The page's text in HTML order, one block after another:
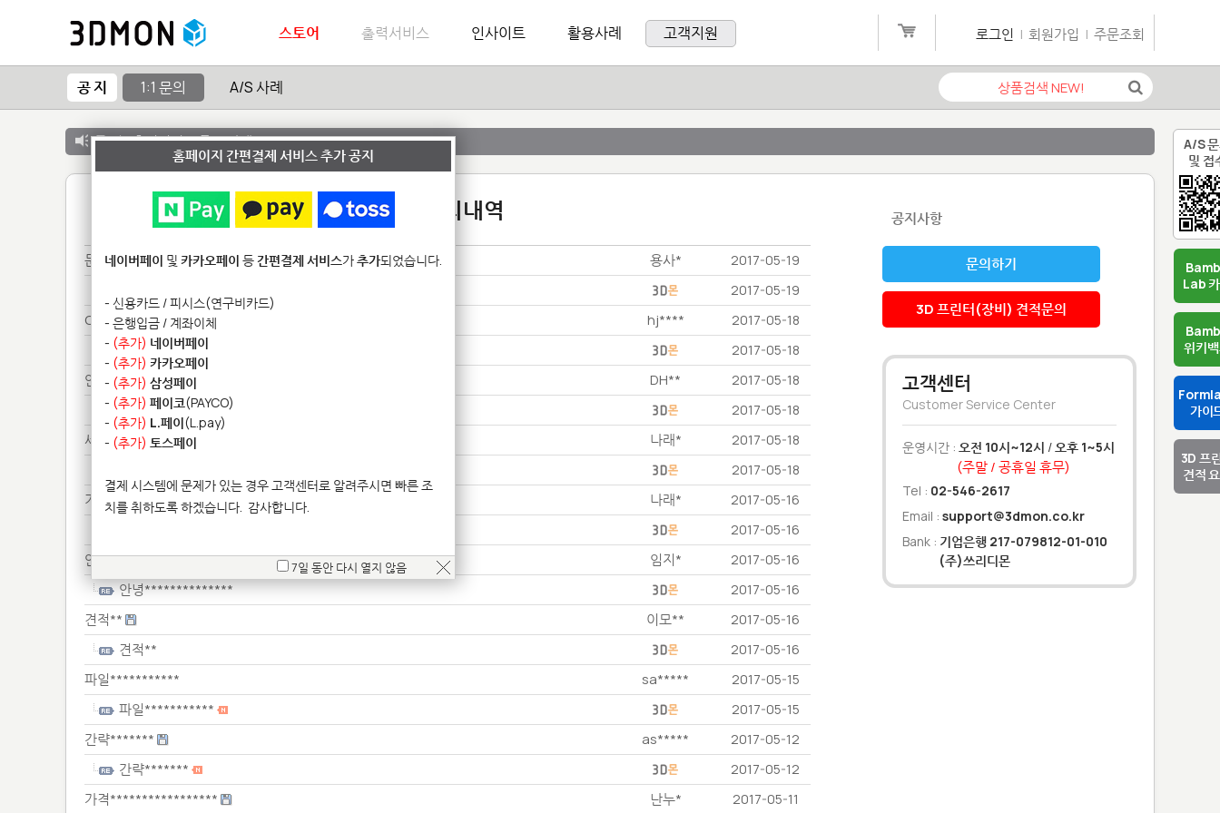
A/S
및 접
Lab
위키
가이
3D 프
견적
스토어 출력서비스 인사이트 활용사례 고객지원 로그인 | 회원가입 | 주문조회
공 지 1:1 문의 A/S 사례
공 지 :출력서비스 종료 안내
1:1 문의내역
문의 용사* 2017-05-19
2017-05-19
Ca************ hj**** 2017-05-18
Ca************ 2017-05-18
안녕*** DH** 2017-05-18
안녕*** 2017-05-18
세금******************* 나래* 2017-05-18
2017-05-18
거래************************ 나래* 2017-05-16
2017-05-16
안녕************** 임지* 2017-05-16
안녕************** 2017-05-16
견적** 이모** 2017-05-16
견적** 2017-05-16
파일*********** sa***** 2017-05-15
파일*********** 2017-05-15
간략******* as***** 2017-05-12
간략******* 2017-05-12
가격***************** 난누* 2017-05-11
공지사항
문의하기
3D 프린터(장비) 견적문의
고객센터
Customer Service Center
운영시간 : 오전 10시~12시 /오후 1~5시
(주말 / 공휴일 휴무)
Tel : 02-546-2617
Email : support@3dmon.co.kr
Bank : 기업은행 217-079812-01-010
(주)쓰리디몬
홈페이지 간편결제 서비스 추가 공지
네이버페이 및 카카오페이 등간편결제 서비스가추가되었습니다.
- 신용카드 / 피시스(연구비카드)
- 은행입금 / 계좌이체
- (추가) 네이버페이
- (추가) 카카오페이
- (추가) 삼성페이
- (추가) 페이코(PAYCO)
- (추가) L.페이(L.pay)
- (추가) 토스페이
결제 시스템에 문제가 있는 경우 고객센터로 알려주시면 빠른 조
치를 취하도록 하겠습니다. 감사합니다.
7일 동안 다시 열지 않음